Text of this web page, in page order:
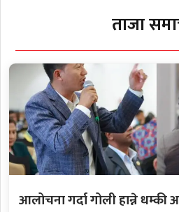
ताजा
आलोचना गर्दा गोली हान्ने धम्की